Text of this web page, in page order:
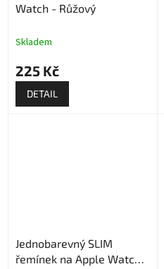
Watch - Růžový
Skladem
225 Kč
DETAIL
Jednobarevný SLIM
řemínek na Apple Watch -